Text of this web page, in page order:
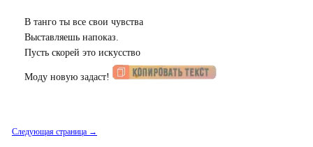
В танго ты все свои чувства
Выставляешь напоказ.
Пусть скорей это искусство
Моду новую задаст!
Следующая страница →